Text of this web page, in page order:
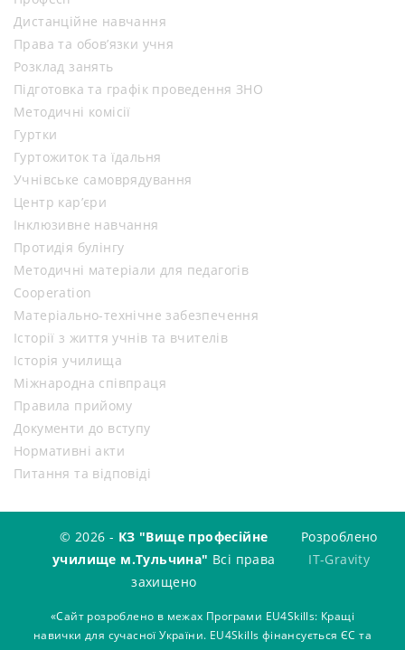
Дистанційне навчання
Права та обов’язки учня
Розклад занять
Підготовка та графік проведення ЗНО
Методичні комісії
Гуртки
Гуртожиток та їдальня
Учнівське самоврядування
Центр кар’єри
Інклюзивне навчання
Протидія булінгу
Методичні матеріали для педагогів
Cooperation
Матеріально-технічне забезпечення
Історії з життя учнів та вчителів
Історія училища
Міжнародна співпраця
Правила прийому
Документи до вступу
Нормативні акти
Питання та відповіді
© 2026 - КЗ "Вище професійне
училище м.Тульчина" Всі права
захищено
Розроблено
IT-Gravity
«Сайт розроблено в межах Програми EU4Skills: Кращі
навички для сучасної України. EU4Skills фінансується ЄС та